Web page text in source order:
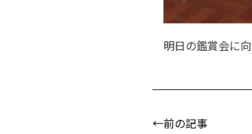
明日の鑑賞会に
←前の記事